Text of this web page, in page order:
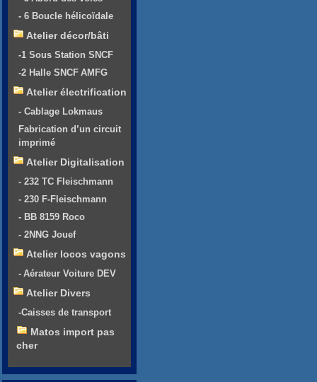
- 6 Boucle hélicoïdale
Atelier décor/bâti
-1 Sous Station SNCF
-2 Halle SNCF AMFG
Atelier électrification
- Cablage Lokmaus
Fabrication d’un circuit
imprimé
Atelier Digitalisation
- 232 TC Fleischmann
- 230 F-Fleischmann
- BB 8159 Roco
- 2NNG Jouef
Atelier locos vagons
- Aérateur Voiture DEV
Atelier Divers
-Caisses de transport
Matos import pas
cher